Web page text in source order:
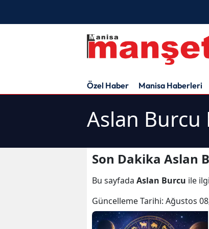
Özel Haber Manisa Haberleri
Aslan
Son Dakika Aslan
Bu sayfada Aslan Burcu ile
Güncelleme Tarihi: Ağustos